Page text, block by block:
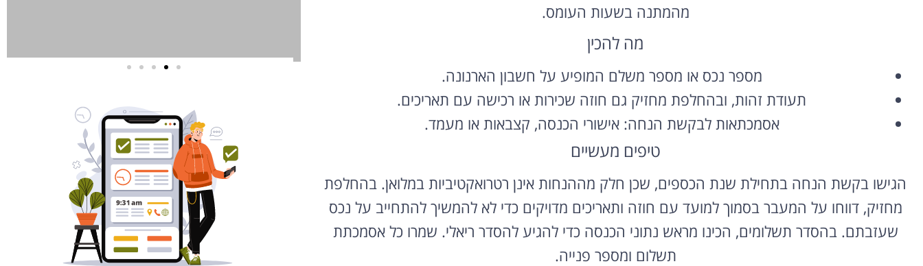
מהמתנה בשעות העומס.
מה להכין
מספר נכס או מספר משלם המופיע על חשבון הארנונה.
תעודת זהות, ובהחלפת מחזיק גם חוזה שכירות או רכישה עם תאריכים.
אסמכתאות לבקשת הנחה: אישורי הכנסה, קצבאות או מעמד.
טיפים מעשיים
הגישו בקשת הנחה בתחילת שנת הכספים, שכן חלק מההנחות אינן רטרואקטיביות במלואן. בהחלפת
מחזיק, דווחו על המעבר בסמוך למועד עם חוזה ותאריכים מדויקים כדי לא להמשיך להתחייב על נכס
שעזבתם. בהסדר תשלומים, הכינו מראש נתוני הכנסה כדי להגיע להסדר ריאלי. שמרו כל אסמכתת
תשלום ומספר פנייה.
השכרת רכב
בחו"ל
משתלמת
לחצו פה!
רוצה להקליט
פודקאסט?
פודקאסטים ברמה הגבוהה
ביותר
לפרטים ומחירון
שירותי פרסום
וקידום
באינטרנט
בעל/ת עסק? סוכנות ניהול
מוניטין לקידום, שיווק ופרסום
באינטרנט כאן עבורך!
לפרטים